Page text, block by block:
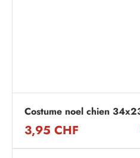
Costume noel chien
3,95 CHF